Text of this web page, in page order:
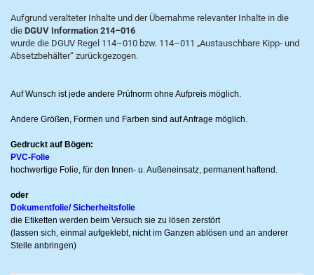
Aufgrund veralteter Inhalte und der Übernahme relevanter Inhalte in die
die DGUV Information 214–016
wurde die DGUV Regel 114–010 bzw. 114–011 „Austauschbare Kipp‐ und
Absetzbehälter“ zurückgezogen.
Auf Wunsch ist jede andere Prüfnorm ohne Aufpreis möglich.
Andere Größen, Formen und Farben sind auf Anfrage möglich.
Gedruckt auf Bögen:
PVC-Folie
hochwertige Folie, für den Innen- u. Außeneinsatz, permanent haftend.
oder
Dokumentfolie/ Sicherheitsfolie
die Etiketten werden beim Versuch sie zu lösen zerstört
(lassen sich, einmal aufgeklebt, nicht im Ganzen ablösen und an anderer
Stelle anbringen)